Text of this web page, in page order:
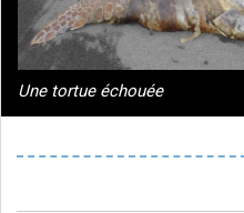
Une tortue échouée